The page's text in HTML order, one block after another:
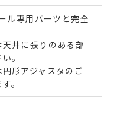
ル専用パーツと完全
井に張りのある部
。
形アジャスタのご
。